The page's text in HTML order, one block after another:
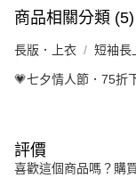
商品相關分類 (5)
長版．上衣 短袖長
💗七夕情人節．75折
評價
喜歡這個商品嗎？購